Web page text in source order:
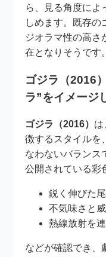
ら、見る角度によ
しめます。既存の
ジオラマ性の高さ
在となりそうです。
ゴジラ（2016
ラ”をイメージ
ゴジラ（2016） は
徴するスタイルを
なわないバランス
公開されている彩
鋭く伸びた
不気味さと
熱線放射を
などが確認でき、